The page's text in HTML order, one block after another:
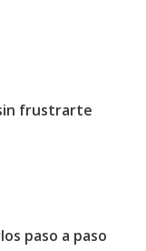
frustrarte
paso a paso